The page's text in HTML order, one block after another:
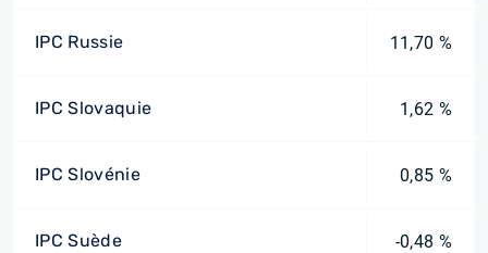
IPC Russie 11,70 %
IPC Slovaquie 1,62 %
IPC Slovénie 0,85 %
IPC Suède -0,48 %